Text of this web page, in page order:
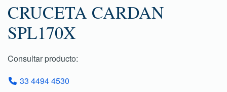
CRUCETA CARDAN
SPL170X
Consultar producto:
33 4494 4530